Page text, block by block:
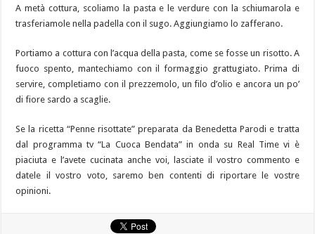
A metà cottura, scoliamo la pasta e le verdure con la schiumarola e
trasferiamole nella padella con il sugo. Aggiungiamo lo zafferano.
Portiamo a cottura con l’acqua della pasta, come se fosse un risotto. A
fuoco spento, mantechiamo con il formaggio grattugiato. Prima di
servire, completiamo con il prezzemolo, un filo d’olio e ancora un po’
di fiore sardo a scaglie.
Se la ricetta “Penne risottate” preparata da Benedetta Parodi e tratta
dal programma tv “La Cuoca Bendata” in onda su Real Time vi è
piaciuta e l’avete cucinata anche voi, lasciate il vostro commento e
datele il vostro voto, saremo ben contenti di riportare le vostre
opinioni.